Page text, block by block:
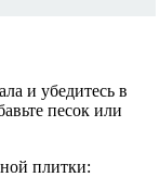
и убедитесь в
песок или
плитки: